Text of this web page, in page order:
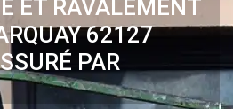
ET RAVALEMENT
62127
PAR